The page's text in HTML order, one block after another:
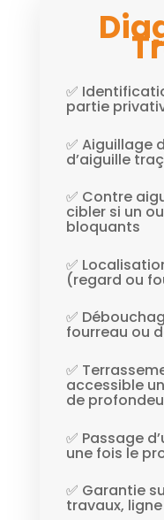
✅
partie
✅ Aiguillage
d’aiguille
✅ Contre
cibler si un
bloquants
✅
(regard ou
✅
fourreau ou
✅
accessible
de
✅ Passage
une fois le
✅ Garantie
travaux,